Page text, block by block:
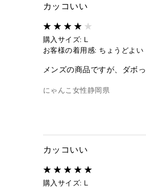
カッコいい
購入サイズ: L
お客様の着用感: ちょうどよい
メンズの商品ですが、ダボ
にゃんこ 女性静岡県
カッコいい
購入サイズ: L